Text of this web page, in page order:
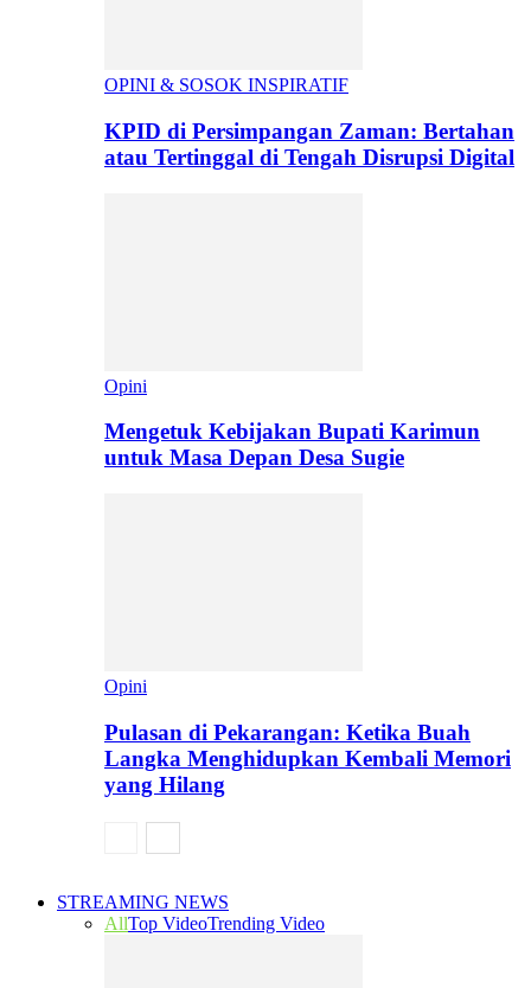
OPINI & SOSOK INSPIRATIF
KPID di Persimpangan Zaman: Bertahan
atau Tertinggal di Tengah Disrupsi Digital
Opini
Mengetuk Kebijakan Bupati Karimun
untuk Masa Depan Desa Sugie
Opini
Pulasan di Pekarangan: Ketika Buah
Langka Menghidupkan Kembali Memori
yang Hilang
STREAMING NEWS
AllTop VideoTrending Video